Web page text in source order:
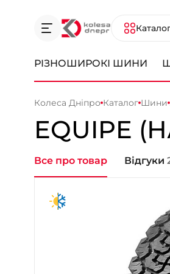
РІЗНОШИРОКІ ШИНИ
Колеса Дніпро Каталог Шини
EQUIPE
Все про товар Відгуки